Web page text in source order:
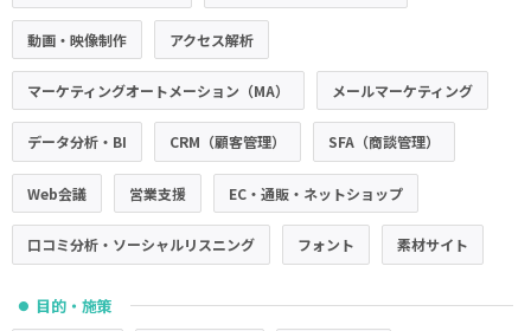
動画・映像制作 アクセス解析
マーケティングオートメーション（MA） メールマーケティング
データ分析・BI CRM（顧客管理） SFA（商談管理）
Web会議 営業支援 EC・通販・ネットショップ
口コミ分析・ソーシャルリスニング フォント 素材サイト
● 目的・施策